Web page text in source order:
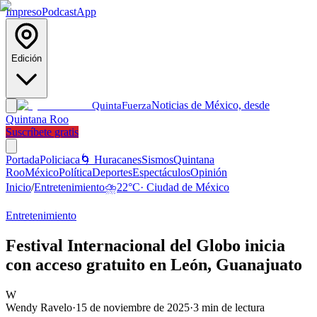
ImpresoPodcastApp
Edición
QuintaFuerzaNoticias de México, desde
Quintana Roo
Suscríbete gratis
PortadaPoliciaca 🌀 HuracanesSismosQuintana
RooMéxicoPolíticaDeportesEspectáculosOpinión
Inicio/Entretenimiento⛈️22°C· Ciudad de México
Entretenimiento
Festival Internacional del Globo inicia
con acceso gratuito en León, Guanajuato
W
Wendy Ravelo·15 de noviembre de 2025·3 min de lectura